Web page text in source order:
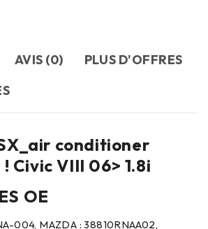
AVIS (0)
PLUS D'OFFRES
conditioner
Civic VIII 06> 1.8i
OE
004, MAZDA : 38810RNAA02,